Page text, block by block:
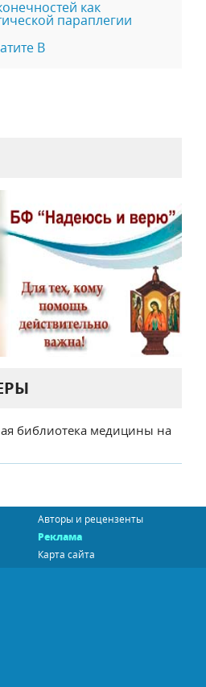
как
параплегии
B
библиотека медицины на
Авторы и рецензенты
Реклама
Карта сайта